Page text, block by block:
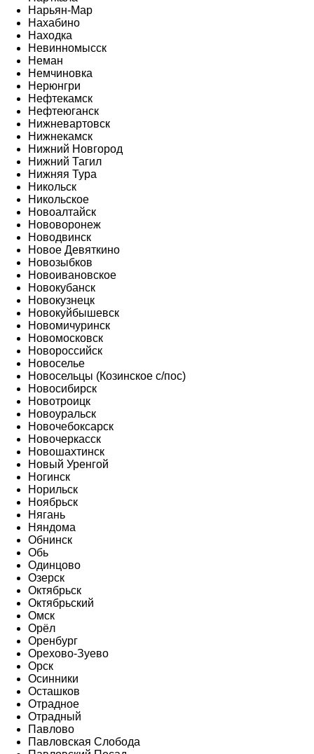
Нарьян-Мар
Нахабино
Находка
Невинномысск
Неман
Немчиновка
Нерюнгри
Нефтекамск
Нефтеюганск
Нижневартовск
Нижнекамск
Нижний Новгород
Нижний Тагил
Нижняя Тура
Никольск
Никольское
Новоалтайск
Нововоронеж
Новодвинск
Новое Девяткино
Новозыбков
Новоивановское
Новокубанск
Новокузнецк
Новокуйбышевск
Новомичуринск
Новомосковск
Новороссийск
Новоселье
Новосельцы (Козинское с/пос)
Новосибирск
Новотроицк
Новоуральск
Новочебоксарск
Новочеркасск
Новошахтинск
Новый Уренгой
Ногинск
Норильск
Ноябрьск
Нягань
Няндома
Обнинск
Обь
Одинцово
Озерск
Октябрьск
Октябрьский
Омск
Орёл
Оренбург
Орехово-Зуево
Орск
Осинники
Осташков
Отрадное
Отрадный
Павлово
Павловская Слобода